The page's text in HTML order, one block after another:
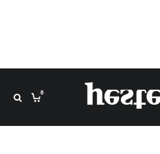
0